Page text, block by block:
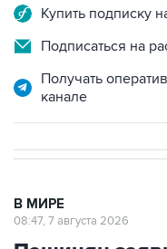
Купить подписку
Подписаться на
Получать
канале
В МИРЕ
08:47, 7 августа 2026